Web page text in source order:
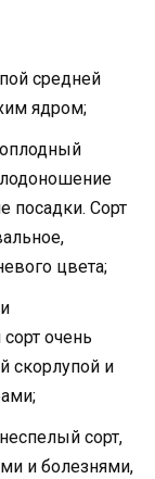
средней
ядром;
посадки. Сорт
цвета;
очень
скорлупой и
сорт,
и болезнями,